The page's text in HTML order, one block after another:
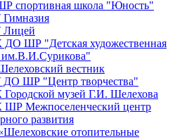
спортивная школа "Юность"
ШР "Детская художественная
им.В.И.Сурикова"
вестник
ШР "Центр творчества"
музей Г.И. Шелехова
Межпоселенческий центр
развития
отопительные